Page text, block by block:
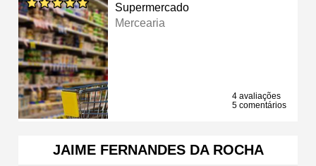
Supermercado
Mercearia
4 avaliações
5 comentários
JAIME FERNANDES DA ROCHA